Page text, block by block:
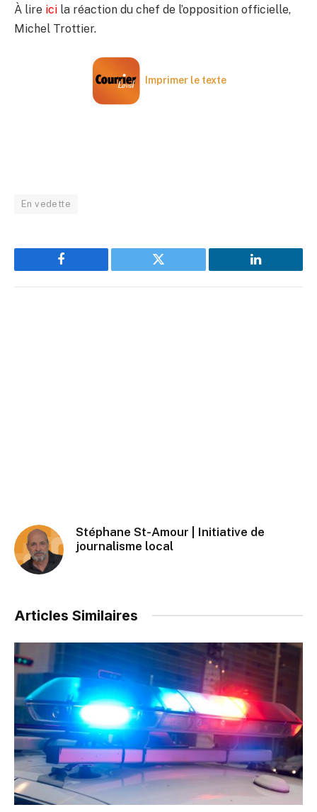
À lire ici la réaction du chef de l’opposition officielle,
Michel Trottier.
Imprimer le texte
En vedette
Facebook Twitter LinkedIn
Stéphane St-Amour | Initiative de
journalisme local
Articles Similaires